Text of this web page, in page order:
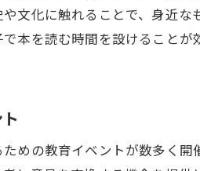
文化に触れることで、身近
本を読む時間を設けること
めの教育イベントが数多く